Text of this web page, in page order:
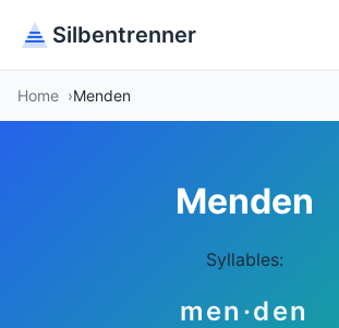
Silbentrenner
Home Menden
Menden
Syllables:
men·den